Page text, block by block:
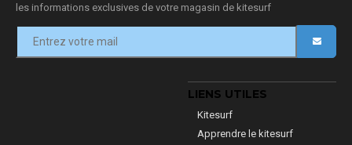
les informations exclusives de votre magasin de kitesurf
LIENS UTILES
Kitesurf
Apprendre le kitesurf